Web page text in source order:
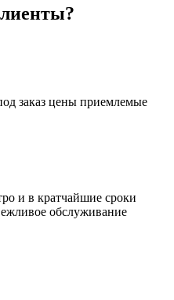
заказ цены приемлемые
и в кратчайшие сроки
обслуживание